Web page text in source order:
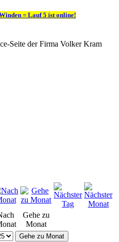
= Lauf 5 ist online!
Seite der Firma Volker Kram
Gehe zu
Monat
Gehe zu Monat